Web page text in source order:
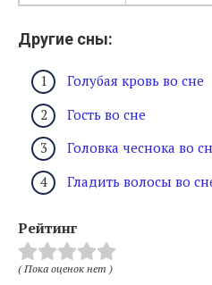
Другие сны:
Голубая кровь во сне
Гость во сне
Головка чеснока во
Гладить волосы во
Рейтинг
( Пока оценок нет )